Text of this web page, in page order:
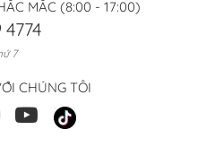
MẮC (8:00 - 17:00)
7
CHÚNG TÔI